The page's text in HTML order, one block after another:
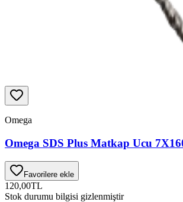
Omega
Omega SDS Plus Matkap Ucu
Favorilere ekle
120,00TL
Stok durumu bilgisi gizlenmiştir